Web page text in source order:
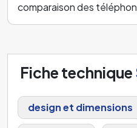
comparaison des
Fiche technique
design et dimensions